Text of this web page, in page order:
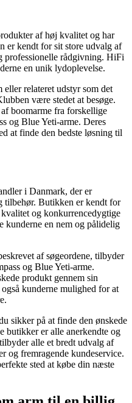
af høj kvalitet og har
er kendt for sit store udvalg af
professionelle rådgivning. HiFi
en unik lydoplevelse.
relateret udstyr som det
være stedet at besøge.
boomarme fra forskellige
og Blue Yeti-arme. Deres
at finde den bedste løsning til
i Danmark, der er
tilbehør. Butikken er kendt for
og konkurrencedygtige
kunderne en nem og pålidelig
af søgeordene, tilbyder
og Blue Yeti-arme.
produkt gennem sin
kunderne mulighed for at
sikker på at finde den ønskede
butikker er alle anerkendte og
alle et bredt udvalg af
og fremragende kundeservice.
sted at købe din næste